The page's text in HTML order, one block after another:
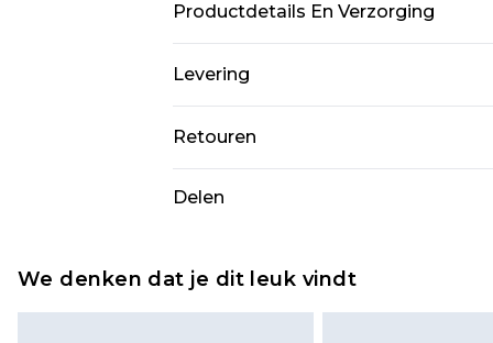
Productdetails En Verzorging
Levering
Standaardlevering Nederland
Expressdienst Nederland
Retouren
wordt gebracht op uw
Delen
We denken dat je dit leuk vindt